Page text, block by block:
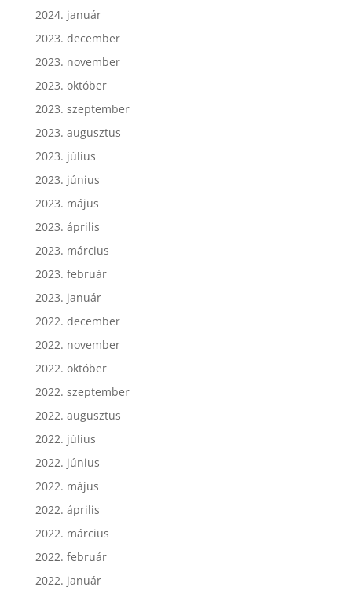
2024. január
2023. december
2023. november
2023. október
2023. szeptember
2023. augusztus
2023. július
2023. június
2023. május
2023. április
2023. március
2023. február
2023. január
2022. december
2022. november
2022. október
2022. szeptember
2022. augusztus
2022. július
2022. június
2022. május
2022. április
2022. március
2022. február
2022. január